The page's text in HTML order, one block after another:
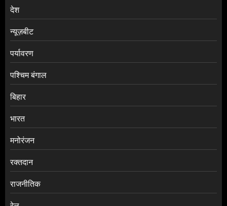
देश
न्यूज़बीट
पर्यावरण
पश्चिम बंगाल
बिहार
भारत
मनोरंजन
रक्तदान
राजनीतिक